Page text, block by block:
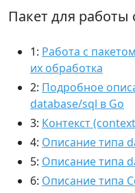
Пакет для
1: Работа с
их обработка
2: Подробное
database/sql в Go
3: Контекст
4: Описание типа
5: Описание типа
6: Описание типа